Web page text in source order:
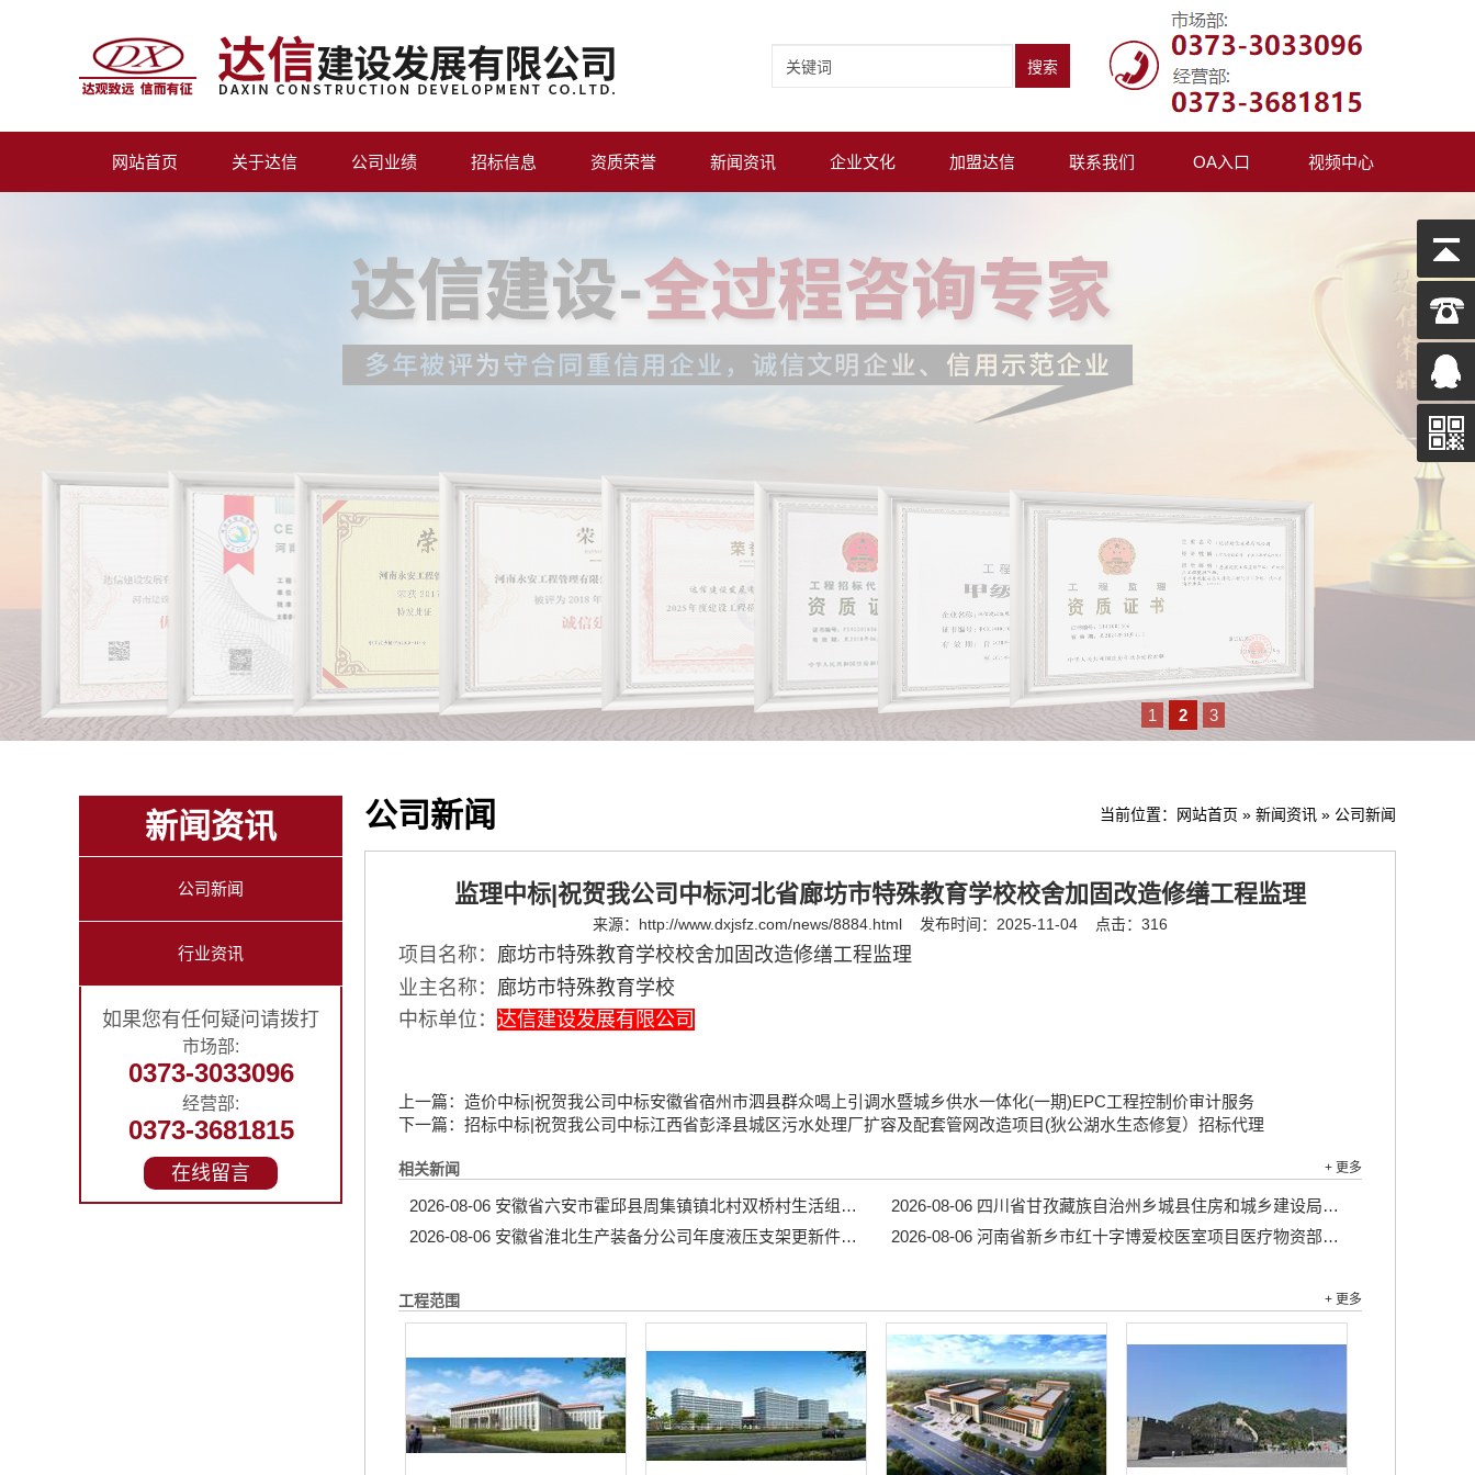
网站首页 关于达信 公司业绩 招标信息 资质荣誉 新闻资讯 企业文化 加盟达信 联系我们 OA入口 视频中心
1 2 3
新闻资讯
公司新闻
行业资讯
如果您有任何疑问请拨打
市场部:
0373-3033096
经营部:
0373-3681815
在线留言
公司新闻 当前位置： 网站首页 » 新闻资讯 » 公司新闻
监理中标|祝贺我公司中标河北省廊坊市特殊教育学校校舍加固改造修缮工程监理
来源： http://www.dxjsfz.com/news/8884.html 发布时间：2025-11-04 点击：316
项目名称： 廊坊市特殊教育学校校舍加固改造修缮工程监理
业主名称： 廊坊市特殊教育学校
中标单位 ： 达信建设发展有限公司
上一篇： 造价中标|祝贺我公司中标安徽省宿州市泗县群众喝上引调水暨城乡供水一体化(一期)EPC工程控制价审计服务
下一篇： 招标中标|祝贺我公司中标江西省彭泽县城区污水处理厂扩容及配套管网改造项目(狄公湖水生态修复）招标代理
相关新闻 + 更多
2026-08-06 安徽省六安市霍邱县周集镇镇北村双桥村生活组道路工程... 2026-08-06 四川省甘孜藏族自治州乡城县住房和城乡建设局乡城县城区主街巷环境整治及绿地配套工程竞争性磋商公告...
2026-08-06 安徽省淮北生产装备分公司年度液压支架更新件采购项目招标公告... 2026-08-06 河南省新乡市红十字博爱校医室项目医疗物资部分...
工程范围 + 更多